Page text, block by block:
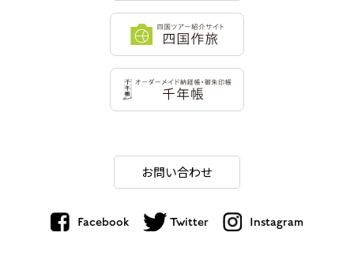
お問い合わせ
Facebook Twitter Instagram